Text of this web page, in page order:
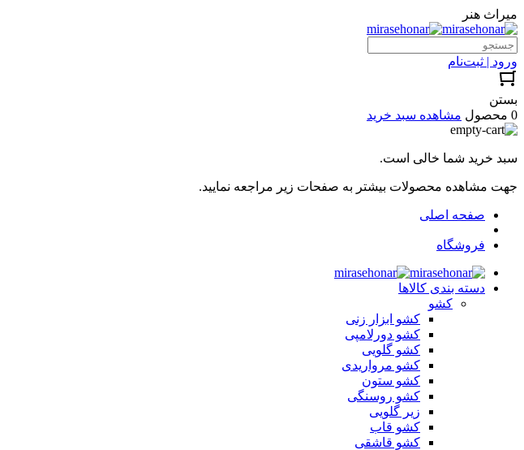
میراث هنر
ورود | ثبت‌نام
بستن
0 محصول
مشاهده سبد خرید
سبد خرید شما خالی است.
جهت مشاهده محصولات بیشتر به صفحات زیر مراجعه نمایید.
صفحه اصلی
فروشگاه
دسته بندی کالاها
کشو
کشو ابزار زنی
کشو دورلامپی
کشو گلویی
کشو مرواریدی
کشو ستون
کشو روسنگی
زیر گلویی
کشو قاب
کشو قاشقی